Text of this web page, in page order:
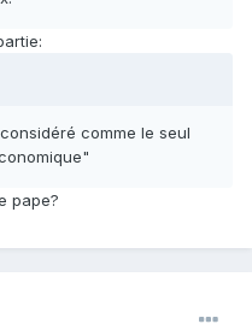
comme le seul
pape?